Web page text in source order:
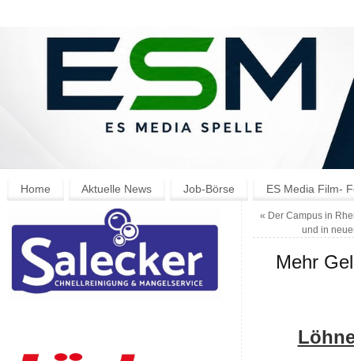
Home Aktuelle News Job-Börse ES Media Film-
« Der Campus in
und in
Mehr